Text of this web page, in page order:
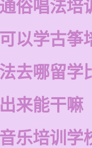
俗唱法培
以学古筝
去哪留学
来能干嘛
乐培训学